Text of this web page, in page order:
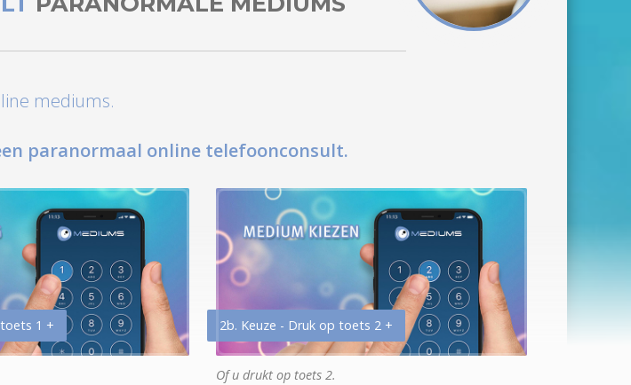
mediums.
paranormaal online telefoonconsult.
1 + 2b. Keuze - Druk op toets 2 +
Of u drukt op toets 2.